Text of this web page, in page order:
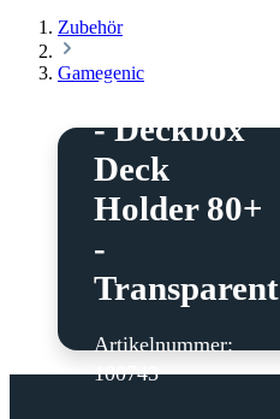
Zubehör
Gamegenic
Gamegenic
- Deckbox
Deck
Holder 80+
-
Transparent
Artikelnummer:
100743